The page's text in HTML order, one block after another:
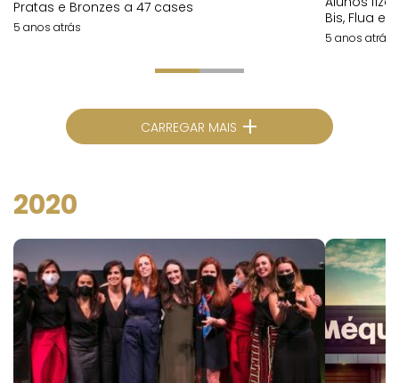
Pratas e Bronzes a 47 cases
5 anos atrás
Bis, Flua e
5 anos atrás
CARREGAR MAIS +
2020